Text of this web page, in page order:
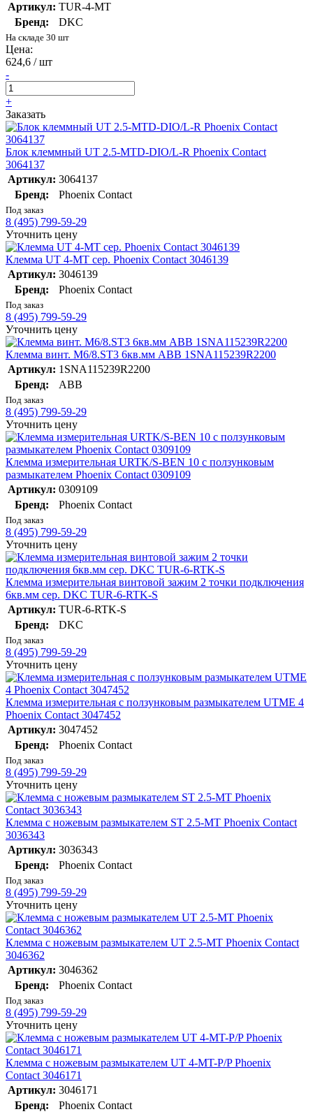
Артикул: TUR-4-MT
Бренд:
DKC
На складе 30 шт
Цена:
624,6 / шт
-
+
Заказать
Блок клеммный UT 2.5-MTD-DIO/L-R Phoenix Contact
3064137
Артикул: 3064137
Бренд:
Phoenix Contact
Под заказ
8 (495) 799-59-29
Уточнить цену
Клемма UT 4-MT сер. Phoenix Contact 3046139
Артикул: 3046139
Бренд:
Phoenix Contact
Под заказ
8 (495) 799-59-29
Уточнить цену
Клемма винт. M6/8.ST3 6кв.мм ABB 1SNA115239R2200
Артикул: 1SNA115239R2200
Бренд:
ABB
Под заказ
8 (495) 799-59-29
Уточнить цену
Клемма измерительная URTK/S-BEN 10 с ползунковым
размыкателем Phoenix Contact 0309109
Артикул: 0309109
Бренд:
Phoenix Contact
Под заказ
8 (495) 799-59-29
Уточнить цену
Клемма измерительная винтовой зажим 2 точки подключения
6кв.мм сер. DKC TUR-6-RTK-S
Артикул: TUR-6-RTK-S
Бренд:
DKC
Под заказ
8 (495) 799-59-29
Уточнить цену
Клемма измерительная с ползунковым размыкателем UTME 4
Phoenix Contact 3047452
Артикул: 3047452
Бренд:
Phoenix Contact
Под заказ
8 (495) 799-59-29
Уточнить цену
Клемма с ножевым размыкателем ST 2.5-MT Phoenix Contact
3036343
Артикул: 3036343
Бренд:
Phoenix Contact
Под заказ
8 (495) 799-59-29
Уточнить цену
Клемма с ножевым размыкателем UT 2.5-MT Phoenix Contact
3046362
Артикул: 3046362
Бренд:
Phoenix Contact
Под заказ
8 (495) 799-59-29
Уточнить цену
Клемма с ножевым размыкателем UT 4-MT-P/P Phoenix
Contact 3046171
Артикул: 3046171
Бренд:
Phoenix Contact